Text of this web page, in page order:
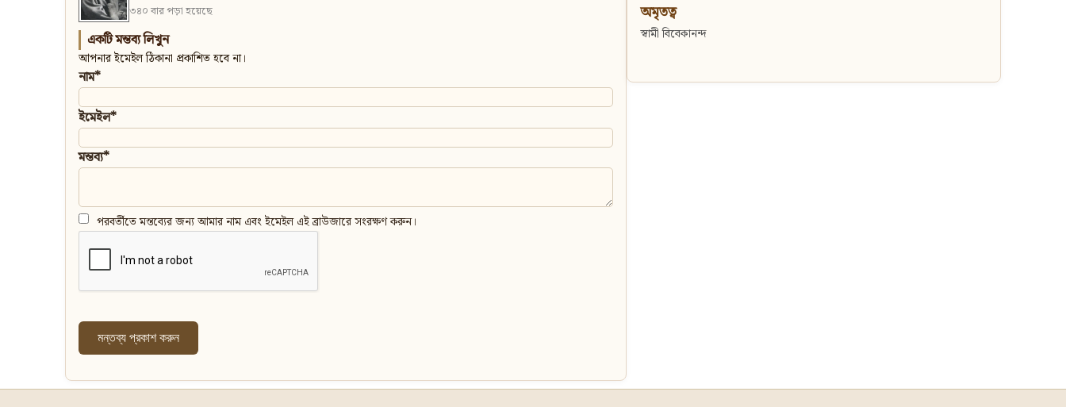
৩৪০ বার পড়া হয়েছে
একটি মন্তব্য লিখুন
আপনার ইমেইল ঠিকানা প্রকাশিত হবে না।
নাম*
ইমেইল*
মন্তব্য*
পরবর্তীতে মন্তব্যের জন্য আমার নাম এবং ইমেইল এই ব্রাউজারে সংরক্ষণ করুন।
অমৃতত্ব
স্বামী বিবেকানন্দ